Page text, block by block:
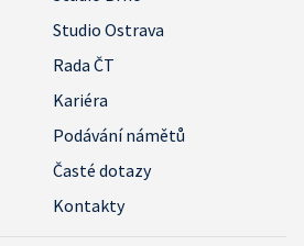
Studio Ostrava
Rada ČT
Kariéra
Podávání námětů
Časté dotazy
Kontakty